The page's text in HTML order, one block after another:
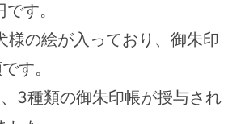
す。
様の絵が入っており、御朱印
す。
3種類の御朱印帳が授与され